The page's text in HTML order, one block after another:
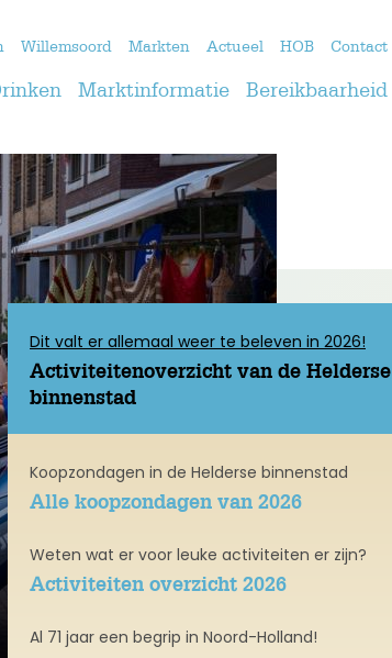
Willemsoord Markten Actueel HOB Contact
Marktinformatie Bereikbaarheid
Dit valt er allemaal weer te beleven in 2026!
Activiteitenoverzicht van de Helderse
binnenstad
Koopzondagen in de Helderse binnenstad
Alle koopzondagen van 2026
Weten wat er voor leuke activiteiten er zijn?
Activiteiten overzicht 2026
Al 71 jaar een begrip in Noord-Holland!